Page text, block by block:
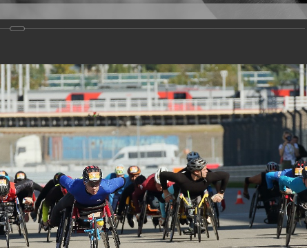
Задать вопрос
Версия для слабовидящих
Деятельность Базы данных